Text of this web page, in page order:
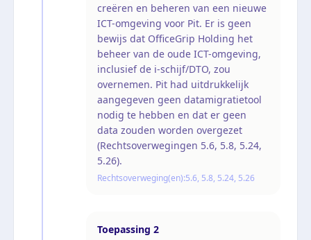
creëren en beheren van een nieuwe
ICT-omgeving voor Pit. Er is geen
bewijs dat OfficeGrip Holding het
beheer van de oude ICT-omgeving,
inclusief de i-schijf/DTO, zou
overnemen. Pit had uitdrukkelijk
aangegeven geen datamigratietool
nodig te hebben en dat er geen
data zouden worden overgezet
(Rechtsoverwegingen 5.6, 5.8, 5.24,
5.26).
Rechtsoverweging(en):5.6, 5.8, 5.24, 5.26
Toepassing 2